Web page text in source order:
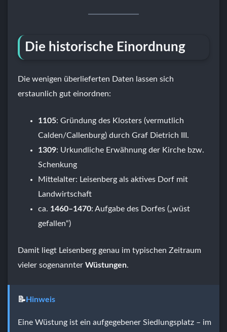
Die historische Einordnung
Die wenigen überlieferten Daten lassen sich
erstaunlich gut einordnen:
1105: Gründung des Klosters (vermutlich
Calden/Callenburg) durch Graf Dietrich III.
1309: Urkundliche Erwähnung der Kirche bzw.
Schenkung
Mittelalter: Leisenberg als aktives Dorf mit
Landwirtschaft
ca. 1460–1470: Aufgabe des Dorfes („wüst
gefallen“)
Damit liegt Leisenberg genau im typischen Zeitraum
vieler sogenannter Wüstungen.
📝 Hinweis
Eine Wüstung ist ein aufgegebener Siedlungsplatz – im